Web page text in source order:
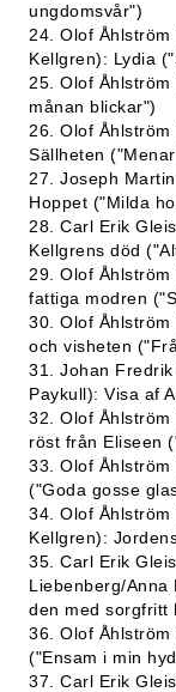
ungdomsvår")
24. Olof
Kellgren): Lydia
25. Olof
månan blickar")
26. Olof
Sällheten
27. Joseph
Hoppet ("Milda
28. Carl Erik
Kellgrens död
29. Olof
fattiga modren
30. Olof
och visheten
31. Johan
Paykull): Visa af
32. Olof
röst från Eliseen
33. Olof
("Goda gosse
34. Olof
Kellgren):
35. Carl Erik
Liebenberg/Anna
den med sorgfritt
36. Olof
("Ensam i min
37. Carl Erik